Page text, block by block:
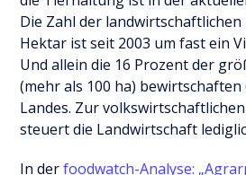
Die Zahl der
Hektar ist seit 2003 um fast ein
Und allein die 16 Prozent der
(mehr als 100 ha) bewirtschaften
Landes. Zur
steuert die Landwirtschaft
In derfoodwatch-Analyse: